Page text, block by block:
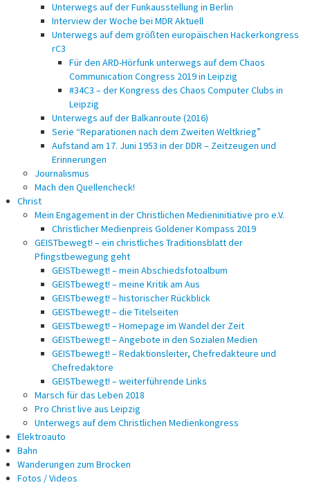
Unterwegs auf der Funkausstellung in Berlin
Interview der Woche bei MDR Aktuell
Unterwegs auf dem größten europäischen Hackerkongress
rC3
Für den ARD-Hörfunk unterwegs auf dem Chaos
Communication Congress 2019 in Leipzig
#34C3 – der Kongress des Chaos Computer Clubs in
Leipzig
Unterwegs auf der Balkanroute (2016)
Serie “Reparationen nach dem Zweiten Weltkrieg”
Aufstand am 17. Juni 1953 in der DDR – Zeitzeugen und
Erinnerungen
Journalismus
Mach den Quellencheck!
Christ
Mein Engagement in der Christlichen Medieninitiative pro e.V.
Christlicher Medienpreis Goldener Kompass 2019
GEISTbewegt! – ein christliches Traditionsblatt der
Pfingstbewegung geht
GEISTbewegt! – mein Abschiedsfotoalbum
GEISTbewegt! – meine Kritik am Aus
GEISTbewegt! – historischer Rückblick
GEISTbewegt! – die Titelseiten
GEISTbewegt! – Homepage im Wandel der Zeit
GEISTbewegt! – Angebote in den Sozialen Medien
GEISTbewegt! – Redaktionsleiter, Chefredakteure und
Chefredaktore
GEISTbewegt! – weiterführende Links
Marsch für das Leben 2018
Pro Christ live aus Leipzig
Unterwegs auf dem Christlichen Medienkongress
Elektroauto
Bahn
Wanderungen zum Brocken
Fotos / Videos